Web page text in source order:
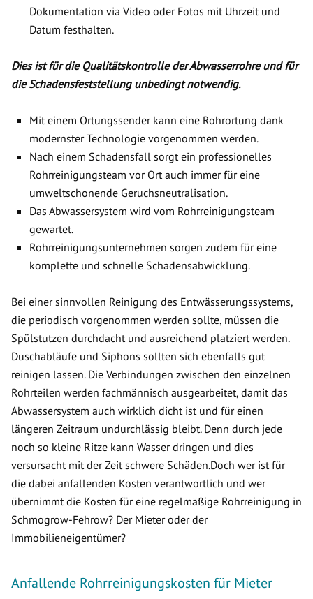
Dokumentation via Video oder Fotos mit Uhrzeit und
Datum festhalten.
Dies ist für die Qualitätskontrolle der Abwasserrohre und für
die Schadensfeststellung unbedingt notwendig.
Mit einem Ortungssender kann eine Rohrortung dank
modernster Technologie vorgenommen werden.
Nach einem Schadensfall sorgt ein professionelles
Rohrreinigungsteam vor Ort auch immer für eine
umweltschonende Geruchsneutralisation.
Das Abwassersystem wird vom Rohrreinigungsteam
gewartet.
Rohrreinigungsunternehmen sorgen zudem für eine
komplette und schnelle Schadensabwicklung.
Bei einer sinnvollen Reinigung des Entwässerungssystems,
die periodisch vorgenommen werden sollte, müssen die
Spülstutzen durchdacht und ausreichend platziert werden.
Duschabläufe und Siphons sollten sich ebenfalls gut
reinigen lassen. Die Verbindungen zwischen den einzelnen
Rohrteilen werden fachmännisch ausgearbeitet, damit das
Abwassersystem auch wirklich dicht ist und für einen
längeren Zeitraum undurchlässig bleibt. Denn durch jede
noch so kleine Ritze kann Wasser dringen und dies
versursacht mit der Zeit schwere Schäden.Doch wer ist für
die dabei anfallenden Kosten verantwortlich und wer
übernimmt die Kosten für eine regelmäßige Rohrreinigung in
Schmogrow-Fehrow? Der Mieter oder der
Immobilieneigentümer?
Anfallende Rohrreinigungskosten für Mieter